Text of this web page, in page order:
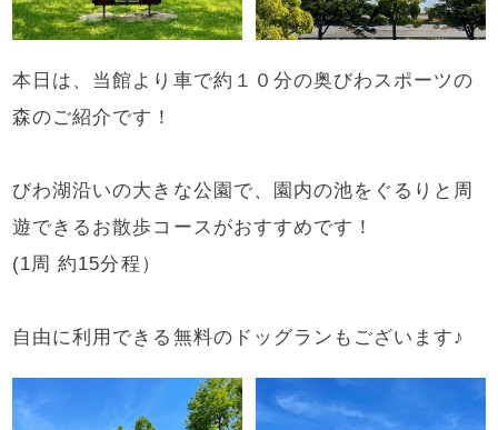
本日は、当館より車で約１０分の奥びわスポーツの
森のご紹介です！
びわ湖沿いの大きな公園で、園内の池をぐるりと周
遊できるお散歩コースがおすすめです！
(1周 約15分程）
自由に利用できる無料のドッグランもございます♪